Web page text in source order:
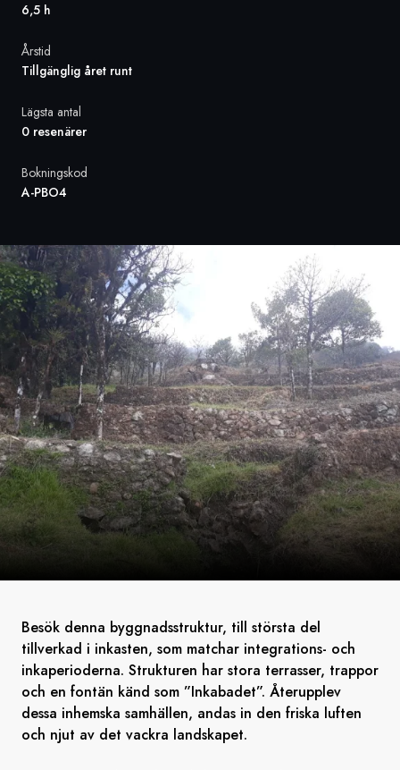
Danmark
Norge
6,5 h
Årstid
Tillgänglig året runt
Lägsta antal
0 resenärer
Bokningskod
A-PBO4
Besök denna byggnadsstruktur, till största del
tillverkad i inkasten, som matchar integrations- och
inkaperioderna. Strukturen har stora terrasser, trappor
och en fontän känd som ”Inkabadet”. Återupplev
dessa inhemska samhällen, andas in den friska luften
och njut av det vackra landskapet.